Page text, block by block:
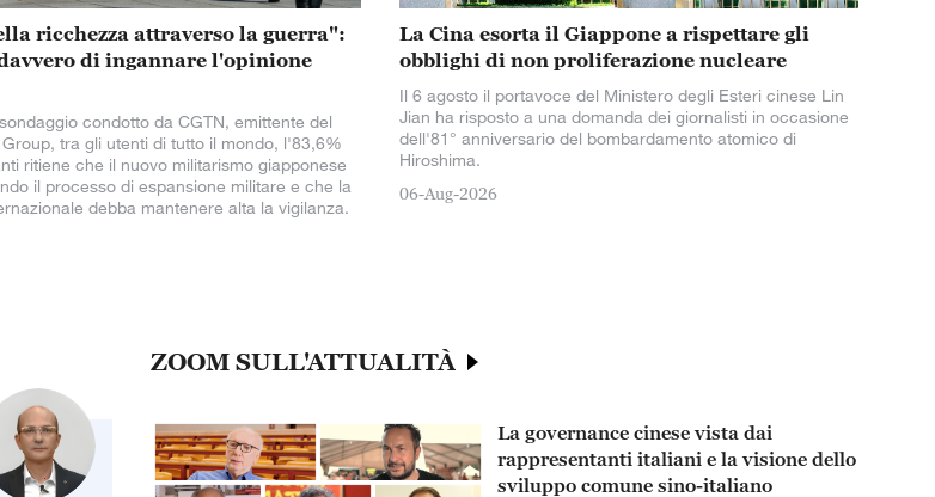
ricchezza attraverso la guerra":
di ingannare l'opinione
condotto da CGTN, emittente del
tra gli utenti di tutto il mondo, l'83,6%
ritiene che il nuovo militarismo giapponese
il processo di espansione militare e che la
debba mantenere alta la vigilanza.
La Cina esorta il Giappone a rispettare gli
obblighi di non proliferazione nucleare
Il 6 agosto il portavoce del Ministero degli Esteri cinese Lin
Jian ha risposto a una domanda dei giornalisti in occasione
dell'81° anniversario del bombardamento atomico di
Hiroshima.
06-Aug-2026
ZOOM SULL'ATTUALITÀ
La governance cinese vista dai
rappresentanti italiani e la visione dello
sviluppo comune sino-italiano